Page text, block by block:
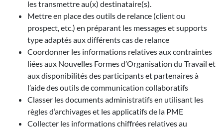
les transmettre au(x) destinataire(s).
Mettre en place des outils de relance (client ou
prospect, etc.) en préparant les messages et supports
type adaptés aux différents cas de relance
Coordonner les informations relatives aux contraintes
liées aux Nouvelles Formes d’Organisation du Travail et
aux disponibilités des participants et partenaires à
l’aide des outils de communication collaboratifs
Classer les documents administratifs en utilisant les
règles d’archivages et les applicatifs de la PME
Collecter les informations chiffrées relatives au